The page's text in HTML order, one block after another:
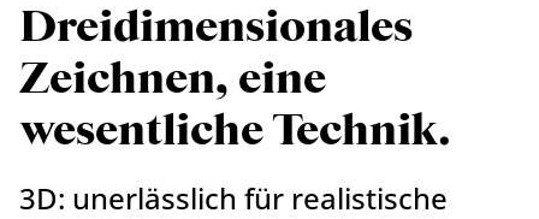
Dreidimensionales
Zeichnen, eine
wesentliche Technik.
3D: unerlässlich für realistische